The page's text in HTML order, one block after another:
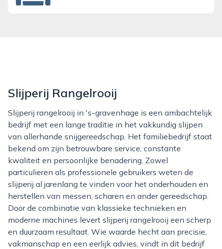
Slijperij Rangelrooij
Slijperij rangelrooij in 's-gravenhage is een ambachtelijk
bedrijf met een lange traditie in het vakkundig slijpen
van allerhande snijgereedschap. Het familiebedrijf staat
bekend om zijn betrouwbare service, constante
kwaliteit en persoonlijke benadering. Zowel
particulieren als professionele gebruikers weten de
slijperij al jarenlang te vinden voor het onderhouden en
herstellen van messen, scharen en ander gereedschap.
Door de combinatie van klassieke technieken en
moderne machines levert slijperij rangelrooij een scherp
en duurzaam resultaat. Wie waarde hecht aan precisie,
vakmanschap en een eerlijk advies, vindt in dit bedrijf